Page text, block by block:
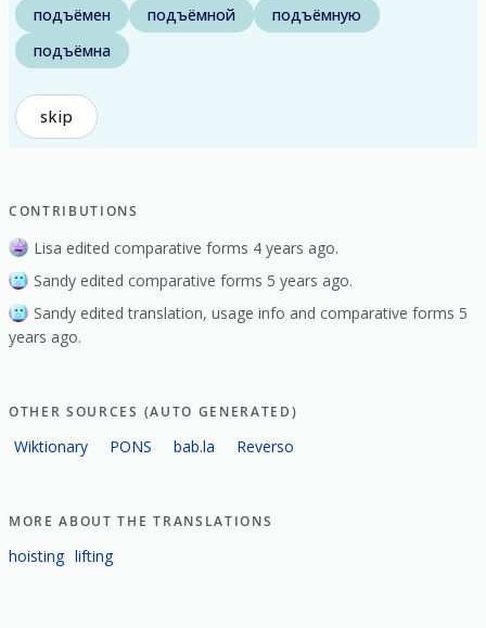
подъёмен
подъёмной
подъёмную
подъёмна
skip
CONTRIBUTIONS
Lisa edited comparative forms 4 years ago.
Sandy edited comparative forms 5 years ago.
Sandy edited translation, usage info and comparative forms 5
years ago.
OTHER SOURCES (AUTO GENERATED)
Wiktionary PONS bab.la Reverso
MORE ABOUT THE TRANSLATIONS
hoisting lifting